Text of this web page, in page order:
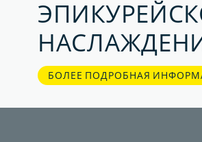
БОЛЕЕ ПОДРОБНАЯ